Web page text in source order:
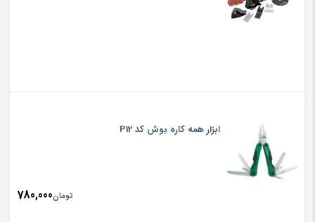
ابزار همه کاره بوش كد P12
تومان780,000